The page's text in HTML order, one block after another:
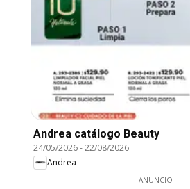
Andrea catálogo Beauty
24/05/2026-22/08/2026
Andrea
ANUNCIO